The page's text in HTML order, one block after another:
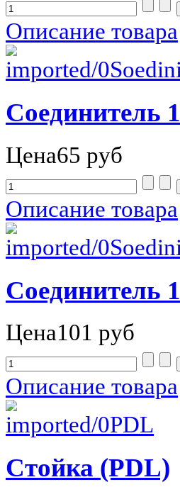
Описание товара
Соединитель
Цена65 руб
Описание товара
Соединитель
Цена101 руб
Описание товара
Стойка (PDL)